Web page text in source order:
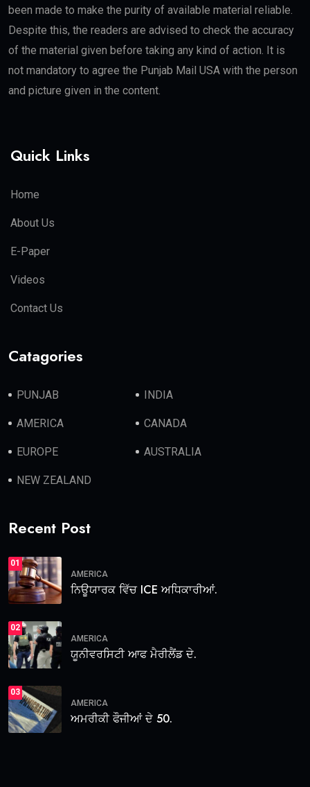
been made to make the purity of available material reliable.
Despite this, the readers are advised to check the accuracy
of the material given before taking any kind of action. It is
not mandatory to agree the Punjab Mail USA with the person
and picture given in the content.
Quick Links
Home
About Us
E-Paper
Videos
Contact Us
Catagories
PUNJAB INDIA
AMERICA CANADA
EUROPE AUSTRALIA
NEW ZEALAND
Recent Post
01
AMERICA
ਨਿਊਯਾਰਕ ਵਿੱਚ ICE ਅਧਿਕਾਰੀਆਂ.
02
AMERICA
ਯੂਨੀਵਰਸਿਟੀ ਆਫ ਮੈਰੀਲੈਂਡ ਦੇ.
03
AMERICA
ਅਮਰੀਕੀ ਫੌਜੀਆਂ ਦੇ 50.